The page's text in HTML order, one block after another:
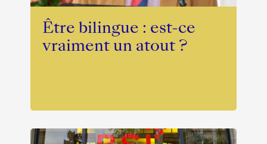
Être bilingue : est-ce
vraiment un atout ?